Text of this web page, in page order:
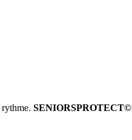
SENIORSPROTECT©